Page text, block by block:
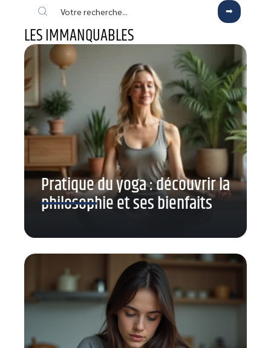
LES IMMANQUABLES
Pratique du yoga : découvrir la
philosophie et ses bienfaits